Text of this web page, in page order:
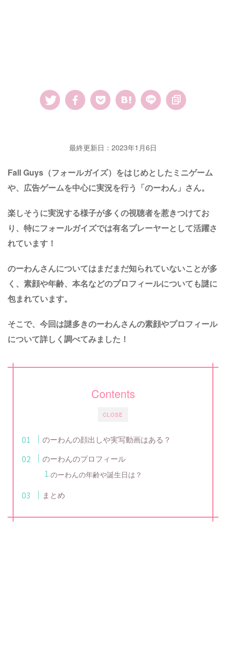
最終更新日：2023年1月6日
Fall Guys（フォールガイズ）をはじめとしたミニゲーム
や、広告ゲームを中心に実況を行う「のーわん」さん。
楽しそうに実況する様子が多くの視聴者を惹きつけてお
り、特にフォールガイズでは有名プレーヤーとして活躍さ
れています！
のーわんさんについてはまだまだ知られていないことが多
く、素顔や年齢、本名などのプロフィールについても謎に
包まれています。
そこで、今回は謎多きのーわんさんの素顔やプロフィール
について詳しく調べてみました！
CLOSE
Contents
のーわんの顔出しや実写動画はある？
のーわんのプロフィール
のーわんの年齢や誕生日は？
まとめ